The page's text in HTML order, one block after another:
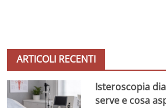
ARTICOLI RECENTI
Isteroscopia
serve e cosa